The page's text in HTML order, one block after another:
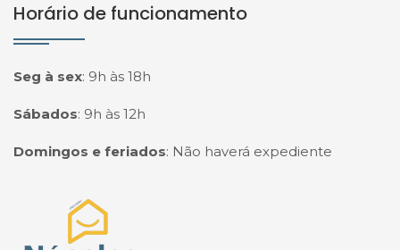
Horário de funcionamento
Seg à sex: 9h às 18h
Sábados: 9h às 12h
Domingos e feriados: Não haverá expediente
Página inicial